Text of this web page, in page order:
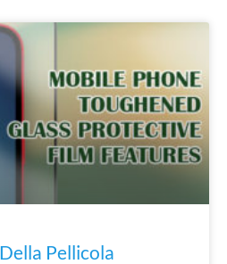
Pellicola